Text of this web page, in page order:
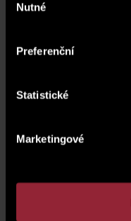
souhlasu
Nutné
Preferenční
Statistické
Marketingové